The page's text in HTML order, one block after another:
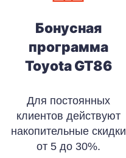
Бонусная
программа
Toyota GT86
Для постоянных
клиентов действуют
накопительные скидки
от 5 до 30%.